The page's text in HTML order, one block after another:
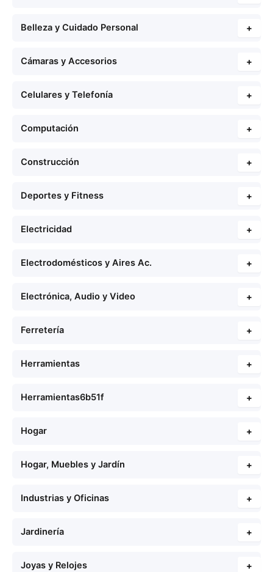
Belleza y Cuidado Personal +
Cámaras y Accesorios +
Celulares y Telefonía +
Computación +
Construcción +
Deportes y Fitness +
Electricidad +
Electrodomésticos y Aires Ac. +
Electrónica, Audio y Video +
Ferretería +
Herramientas +
Herramientas6b51f +
Hogar +
Hogar, Muebles y Jardín +
Industrias y Oficinas +
Jardinería +
Joyas y Relojes +